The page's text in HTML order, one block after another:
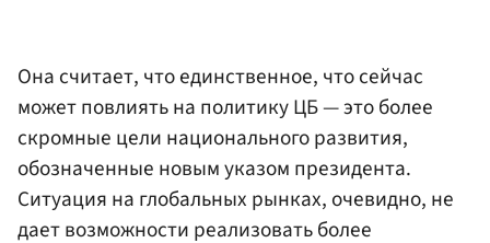
Она считает, что единственное, что сейчас
может повлиять на политику ЦБ — это более
скромные цели национального развития,
обозначенные новым указом президента.
Ситуация на глобальных рынках, очевидно, не
дает возможности реализовать более